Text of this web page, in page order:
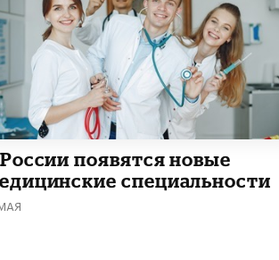
Депутаты призвали не отклонять
дипломы только из-за не пройденного
антиплагиата
5 ИЮНЯ / ЧТО ПРОИСХОДИТ?
Минпросвещения просят добавить в
школьные учебники примеры женщин-
инженеров
5 ИЮНЯ /УЧЕБНИКИ
Уличенный в списывании школьник
появятся новые
специальности